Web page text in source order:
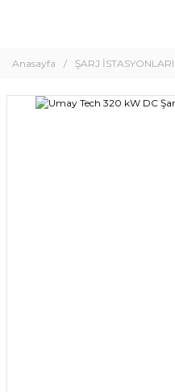
Anasayfa ŞARJ İSTASYONLARI